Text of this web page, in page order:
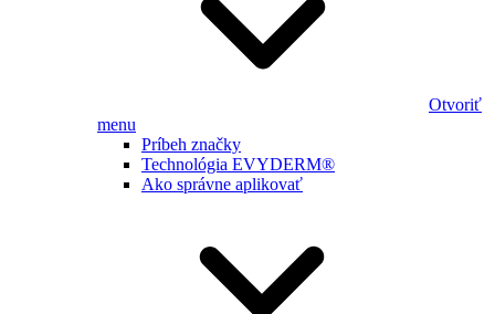
Otvoriť
menu
Príbeh značky
Technológia EVYDERM®
Ako správne aplikovať